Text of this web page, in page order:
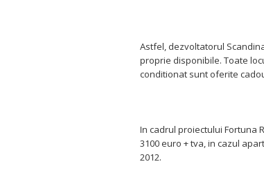
Astfel, dezvoltatorul
proprie disponibile. Toate
conditionat sunt oferite
In cadrul proiectului Fortuna
3100 euro + tva, in cazul
2012.